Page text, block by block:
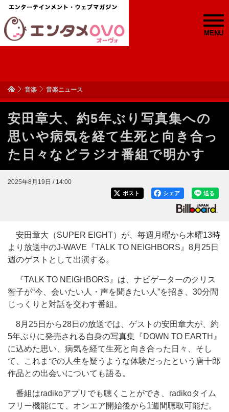
MENU
音楽 音楽ニュース
安田章大、約5年ぶり写真集への
思いや病気を経て生死と向き合っ
た日々などラジオ番組で明かす
2025年8月19日 / 14:00
送る
シェア
ポスト
安田章大（SUPER EIGHT）が、毎週月曜から木曜13時
より放送中のJ-WAVE『TALK TO NEIGHBORS』8月25日
週のゲストとして出演する。
『TALK TO NEIGHBORS』は、ナビゲーターのクリス
智子が“今、会いたい人・声を聞きたい人”を招き、30分間
じっくりと対話を交わす番組。
8月25日から28日の放送では、ゲストの安田章大が、約
5年ぶりに発売される自身の写真集『DOWN TO EARTH』
に込めた思い、病気を経て生死と向き合った日々、そし
て、これまでの人生を疑うような体験だったという唐十郎
作品との出会いについても語る。
番組はradikoアプリでも聴くことができ、radikoタイム
フリー機能にて、オンエア開始後から1週間聴取可能だ。